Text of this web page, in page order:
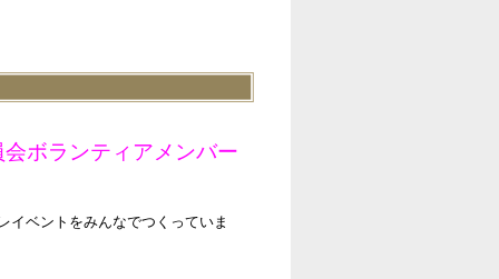
ボランティアメンバー
イベントをみんなでつくっていま